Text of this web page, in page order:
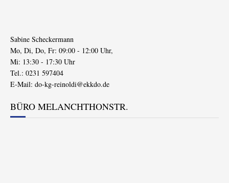
Sabine Scheckermann
Mo, Di, Do, Fr: 09:00 - 12:00 Uhr,
Mi: 13:30 - 17:30 Uhr
Tel.: 0231 597404
E-Mail: do-kg-reinoldi@ekkdo.de
BÜRO MELANCHTHONSTR.